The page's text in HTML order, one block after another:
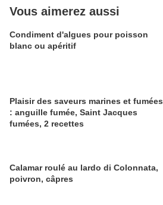
Vous aimerez aussi
Condiment d'algues pour poisson
blanc ou apéritif
Plaisir des saveurs marines et fumées
: anguille fumée, Saint Jacques
fumées, 2 recettes
Calamar roulé au lardo di Colonnata,
poivron, câpres